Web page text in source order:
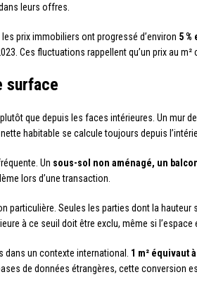
leurs offres.
prix immobiliers ont progressé d’environ 5 %
Ces fluctuations rappellent qu’un prix au m²
surface
que depuis les faces intérieures. Un mur
nette habitable se calcule toujours depuis
Un sous-sol non aménagé, un
lors d’une transaction.
particulière. Seules les parties dont la
à ce seuil doit être exclu, même si
un contexte international. 1 m² équivaut
de données étrangères, cette conversion